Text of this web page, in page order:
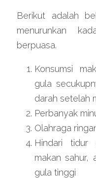
Berikut adalah
menurunkan
berpuasa.
Konsumsi
gula
darah setelah
Perbanyak
Olahraga
Hindari
makan sahur,
gula tinggi